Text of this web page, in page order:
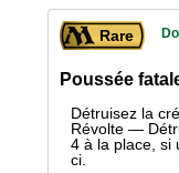
Rare
Poussée
Détruisez la
Révolte —
4 à la place, si
ci.